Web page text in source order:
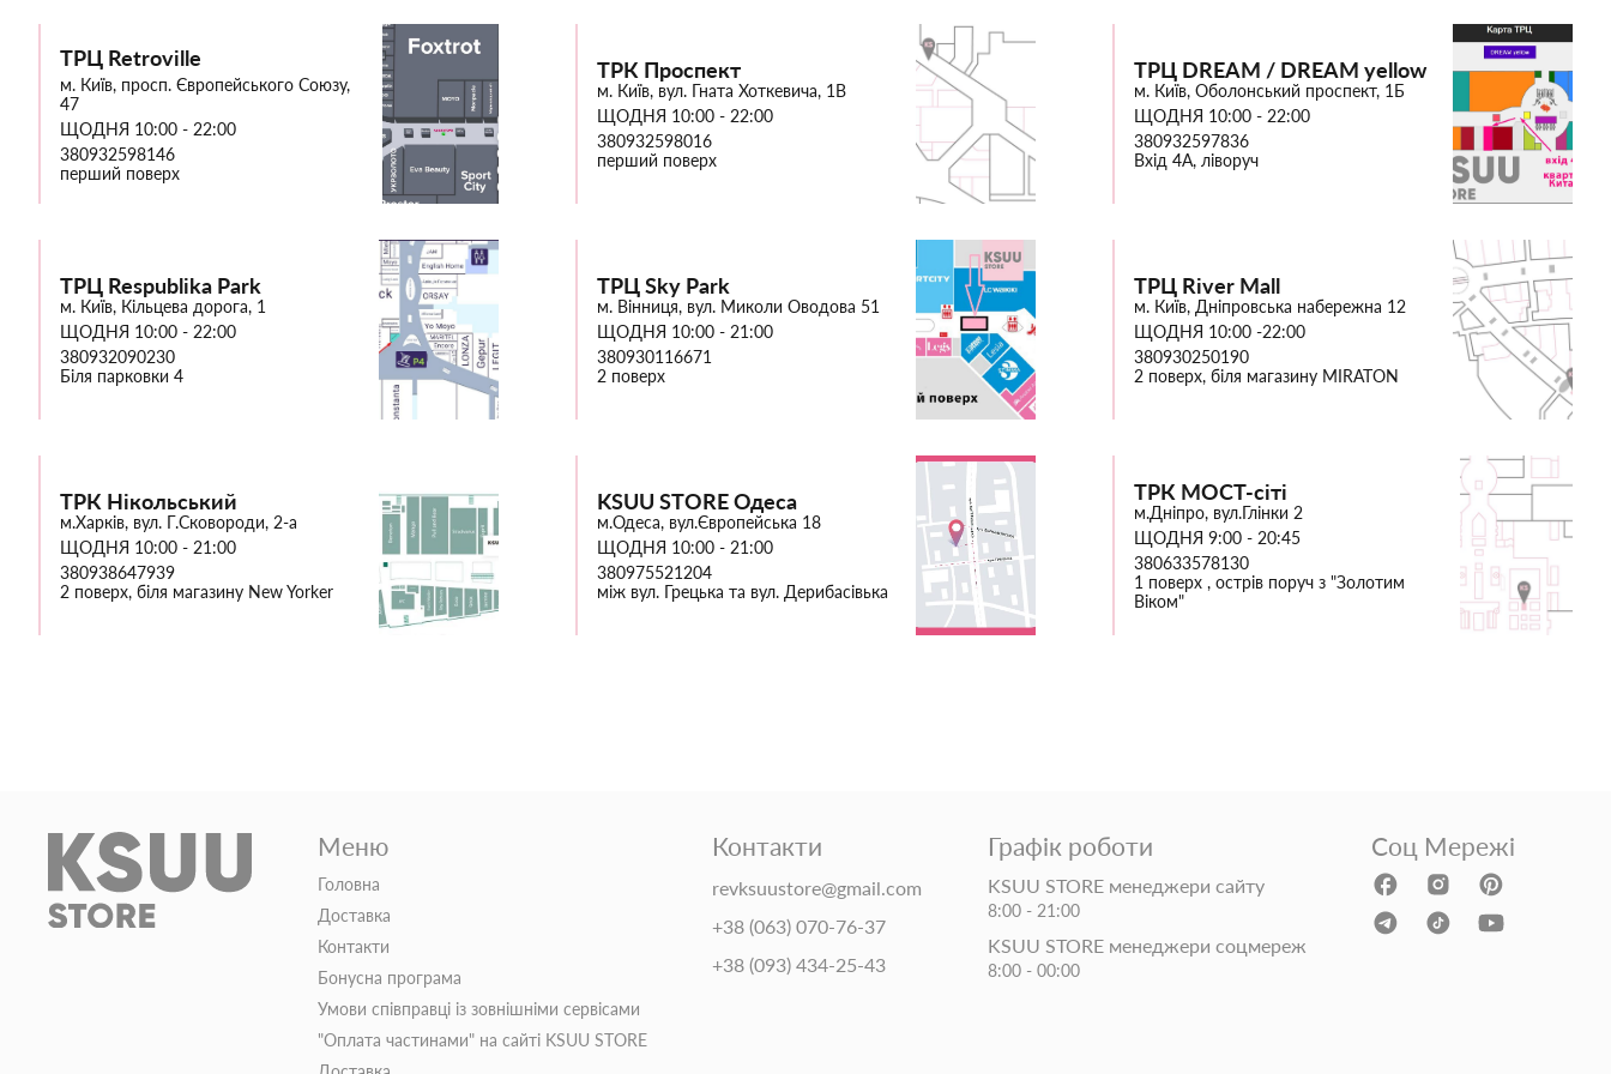
ТРЦ Retroville
м. Київ, просп. Європейського Союзу,
47
ЩОДНЯ 10:00 - 22:00
380932598146
перший поверх
ТРК Проспект
м. Київ, вул. Гната Хоткевича, 1В
ЩОДНЯ 10:00 - 22:00
380932598016
перший поверх
ТРЦ DREAM / DREAM yellow
м. Київ, Оболонський проспект, 1Б
ЩОДНЯ 10:00 - 22:00
380932597836
Вхід 4А, ліворуч
ТРЦ Respublika Park
м. Київ, Кільцева дорога, 1
ЩОДНЯ 10:00 - 22:00
380932090230
Біля парковки 4
ТРЦ Sky Park
м. Вінниця, вул. Миколи Оводова 51
ЩОДНЯ 10:00 - 21:00
380930116671
2 поверх
ТРЦ River Mall
м. Київ, Дніпровська набережна 12
ЩОДНЯ 10:00 -22:00
380930250190
2 поверх, біля магазину MIRATON
ТРК Нікольський
м.Харків, вул. Г.Сковороди, 2-а
ЩОДНЯ 10:00 - 21:00
380938647939
2 поверх, біля магазину New Yorker
KSUU STORE Одеса
м.Одеса, вул.Європейська 18
ЩОДНЯ 10:00 - 21:00
380975521204
між вул. Грецька та вул. Дерибасівька
ТРК МОСТ-сіті
м.Дніпро, вул.Глінки 2
ЩОДНЯ 9:00 - 20:45
380633578130
1 поверх , острів поруч з "Золотим
Віком"
Меню
Головна
Доставка
Контакти
Бонусна програма
Умови співправці із зовнішніми сервісами
"Оплата частинами" на сайті KSUU STORE
Контакти
revksuustore@gmail.com
+38 (063) 070-76-37
+38 (093) 434-25-43
Графік роботи
KSUU STORE менеджери сайту
8:00 - 21:00
KSUU STORE менеджери соцмереж
8:00 - 00:00
Соц Мережі